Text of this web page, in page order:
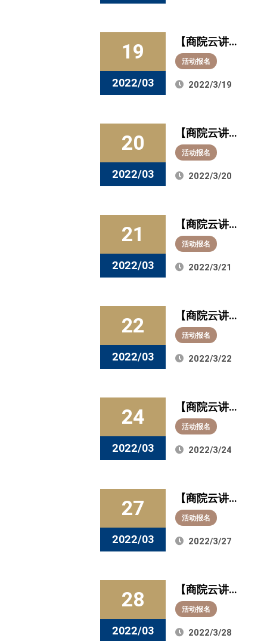
7点，与吴柏钧
教授相约直播
间！
19
2022/03
【商院云讲
堂】聚焦
“VUCA时代的
教授相约直播
间
活动报名
2022/3/19
20
2022/03
【商院云讲
堂】分享感
悟，助力成
裁王均豪相约
直播间
活动报名
2022/3/20
21
2022/03
【商院云讲
堂】聚焦“碳达
峰与碳中和目
构调整”！今晚
7点与于立宏教
授相约直播间
活动报名
2022/3/21
22
2022/03
【商院云讲
堂】人生规
划，要问西东
点，与世邦工
业科技集团董
事李整妮相约
活动报名
2022/3/22
24
2022/03
【商院云讲
堂】聚焦“数字
化供应链实
华中国供应链
副总裁杨纪宝
相约直播间
活动报名
2022/3/24
27
2022/03
【商院云讲
堂】职场软实
力，商务“礼”先
相约直播间
活动报名
2022/3/27
28
2022/03
【商院云讲
堂】聚焦“全球
资本市场与投
活动报名
2022/3/28